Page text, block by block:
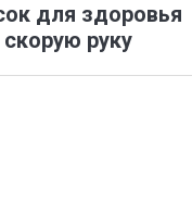
для здоровья
руку